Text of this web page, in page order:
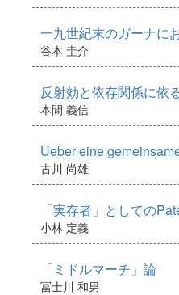
一九世紀末のガーナに
谷本 圭介
反射効と依存関係に依
本間 義信
Ueber eine
古川 尚雄
「実存者」としての
小林 定義
「ミドルマーチ」論
冨士川 和男